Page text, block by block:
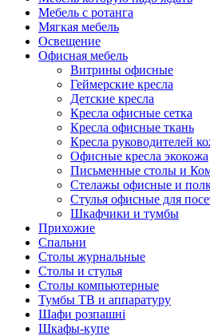
Мебель с ротанга
Мягкая мебель
Освещение
Офисная мебель
Витрины офисные
Геймерские кресла
Детские кресла
Кресла офисные сетка
Кресла офисные ткань
Кресла руководителей
Офисные кресла экокожа
Письменные столы и
Стелажы офисные и
Стулья офисные для
Шкафчики и тумбы
Прихожие
Спальни
Столы журнальные
Столы и стулья
Столы компьютерные
Тумбы ТВ и аппаратуру
Шафи розпашні
Шкафы-купе